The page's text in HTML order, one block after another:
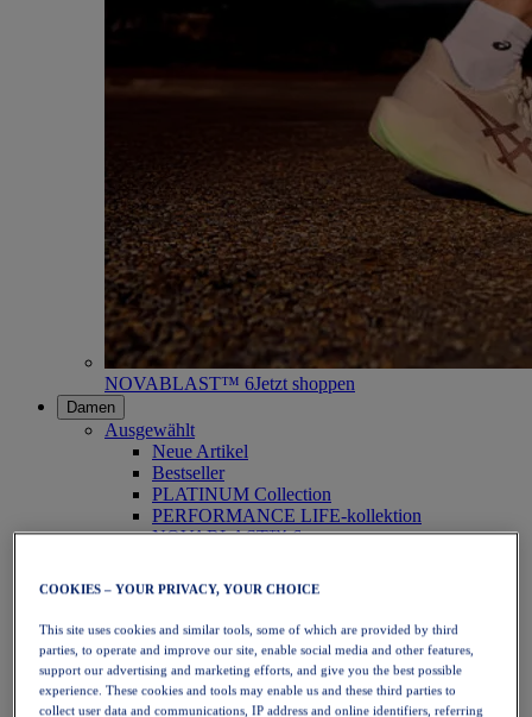
NOVABLAST™ 6Jetzt shoppen
Damen
Ausgewählt
Neue Artikel
Bestseller
PLATINUM Collection
PERFORMANCE LIFE-kollektion
NOVABLAST™ 6
Laufen
Trailrunning
Tennis
Volleyball
Handball
Padel
Korbball
COOKIES – YOUR PRIVACY, YOUR CHOICE
This site uses cookies and similar tools, some of which are provided by third
parties, to operate and improve our site, enable social media and other features,
support our advertising and marketing efforts, and give you the best possible
experience. These cookies and tools may enable us and these third parties to
collect user data and communications, IP address and online identifiers, referring